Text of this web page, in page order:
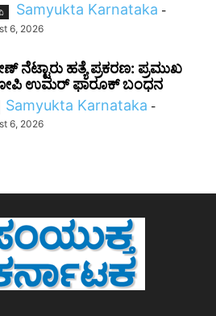
Samyukta Karnataka -
6, 2026
ನೆಟ್ಟಾರು ಹತ್ಯೆ ಪ್ರಕರಣ: ಪ್ರಮುಖ
ಉಮರ್ ಫಾರೂಕ್ ಬಂಧನ
Samyukta Karnataka -
6, 2026